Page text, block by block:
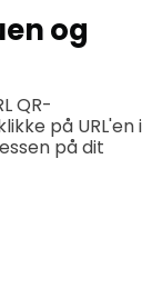
og
QR-
på URL'en i
på dit